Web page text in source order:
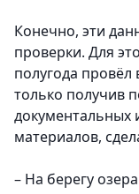
Конечно, эти
проверки. Для
полугода провёл
только получив
документальных
материалов,
– На берегу